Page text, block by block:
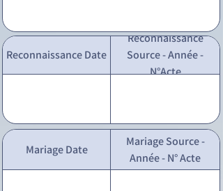
Reconnaissance Date
Reconnaissance
Source - Année -
N°Acte
Mariage Date
Mariage Source -
Année - N° Acte